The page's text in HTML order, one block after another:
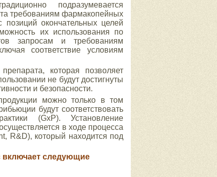
подразумевается
требованиям фармакопейных
окончательных целей
их использования по
запросам и требованиям
соответствие условиям
которая позволяет
не будут достигнуты
и безопасности.
можно только в том
будут соответствовать
(GxP). Установление
в ходе процесса
R&D), который находится под
включает следующие